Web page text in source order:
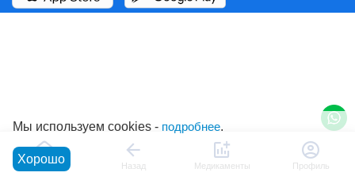
Главная Назад Медикаменты Профиль
Мы используем cookies - подробнее.
Хорошо